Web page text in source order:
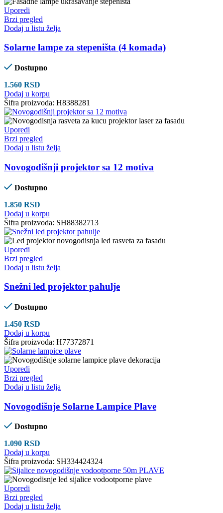
Uporedi
Brzi pregled
Dodaj u listu želja
Solarne lampe za stepeništa (4 komada)
Dostupno
1.560 RSD
Dodaj u korpu
Šifra proizvoda: H8388281
Uporedi
Brzi pregled
Dodaj u listu želja
Novogodišnji projektor sa 12 motiva
Dostupno
1.850 RSD
Dodaj u korpu
Šifra proizvoda: SH88382713
Uporedi
Brzi pregled
Dodaj u listu želja
Snežni led projektor pahulje
Dostupno
1.450 RSD
Dodaj u korpu
Šifra proizvoda: H77372871
Uporedi
Brzi pregled
Dodaj u listu želja
Novogodišnje Solarne Lampice Plave
Dostupno
1.090 RSD
Dodaj u korpu
Šifra proizvoda: SH334424324
Uporedi
Brzi pregled
Dodaj u listu želja